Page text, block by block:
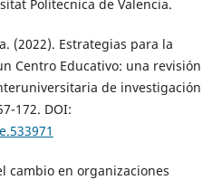
Politecnica de Valencia.
(2022). Estrategias para la
Centro Educativo: una revisión
de investigación
172. DOI:
cambio en organizaciones